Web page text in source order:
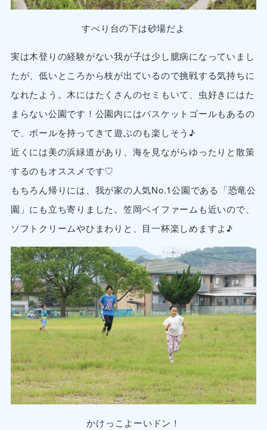
すべり台の下は砂場だよ
実は木登りの経験がない我が子は少し臆病になっていまし
たが、低いところから枝が出ているので挑戦する気持ちに
なれたよう。木にはたくさんのセミもいて、虫好きにはた
まらない公園です！公園内にはバスケットゴールもあるの
で、ボールを持ってきて遊ぶのも楽しそう♪
近くには美の浜緑道があり、海を見ながらゆったりと散策
するのもオススメです♡
もちろん帰りには、我が家の人気No.1公園である「恐竜公
園」にも立ち寄りました。笠岡ベイファームも近いので、
ソフトクリームやひまわりと、目一杯楽しめますよ♪
かけっこよーいドン！